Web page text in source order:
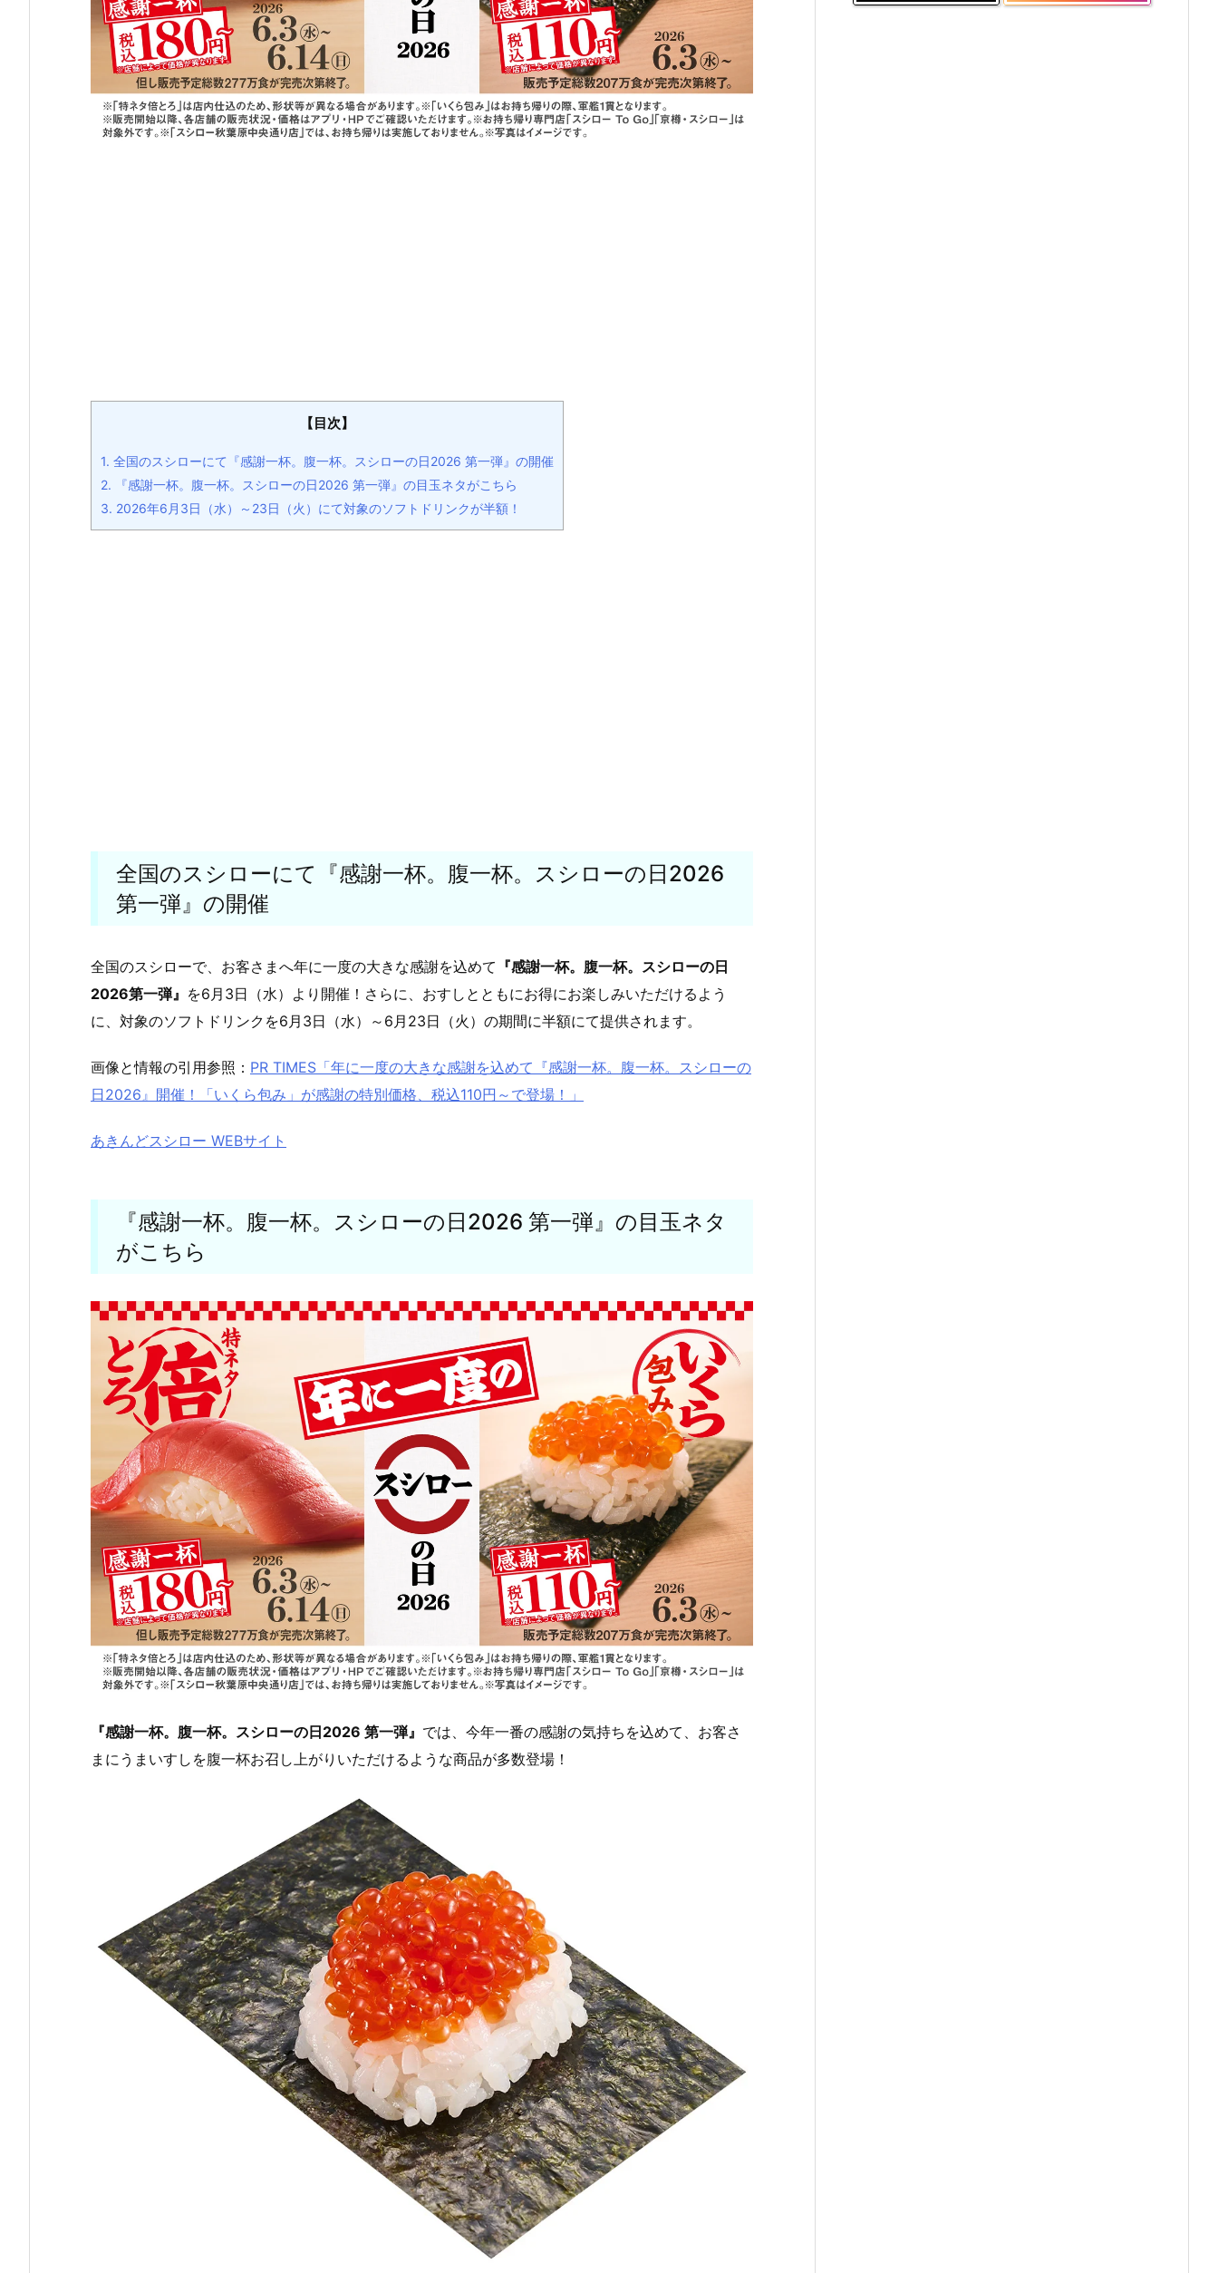
【目次】
1. 全国のスシローにて『感謝一杯。腹一杯。スシローの日2026 第一弾』の開催
2. 『感謝一杯。腹一杯。スシローの日2026 第一弾』の目玉ネタがこちら
3. 2026年6月3日（水）～23日（火）にて対象のソフトドリンクが半額！
全国のスシローにて『感謝一杯。腹一杯。スシローの日2026
第一弾』の開催
全国のスシローで、お客さまへ年に一度の大きな感謝を込めて 『感謝一杯。腹一杯。スシローの日
2026第一弾』 を6月3日（水）より開催！さらに、おすしとともにお得にお楽しみいただけるよう
に、対象のソフトドリンクを6月3日（水）～6月23日（火）の期間に半額にて提供されます。
画像と情報の引用参照： PR TIMES「年に一度の大きな感謝を込めて『感謝一杯。腹一杯。スシローの
日2026』開催！「いくら包み」が感謝の特別価格、税込110円～で登場！」
あきんどスシロー WEBサイト
『感謝一杯。腹一杯。スシローの日2026 第一弾』の目玉ネタ
がこちら
『感謝一杯。腹一杯。スシローの日2026 第一弾』 では、今年一番の感謝の気持ちを込めて、お客さ
まにうまいすしを腹一杯お召し上がりいただけるような商品が多数登場！